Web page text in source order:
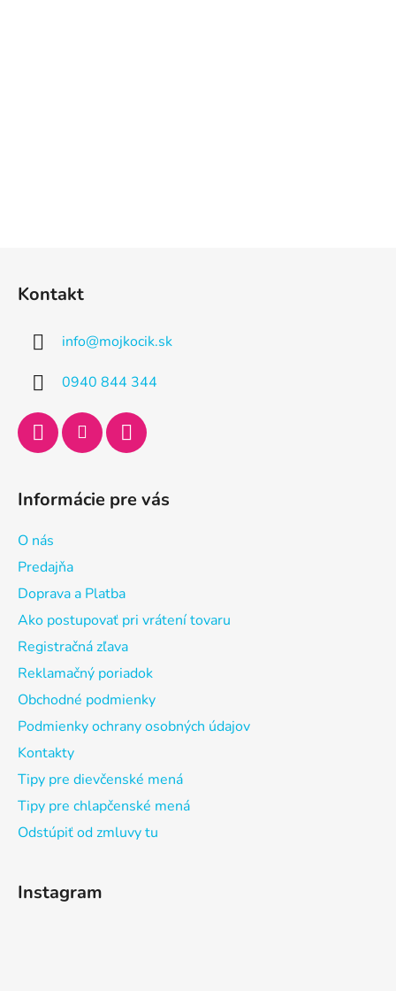
Kontakt
info@mojkocik.sk
0940 844 344
Informácie pre vás
O nás
Predajňa
Doprava a Platba
Ako postupovať pri vrátení tovaru
Registračná zľava
Reklamačný poriadok
Obchodné podmienky
Podmienky ochrany osobných údajov
Kontakty
Tipy pre dievčenské mená
Tipy pre chlapčenské mená
Odstúpiť od zmluvy tu
Instagram